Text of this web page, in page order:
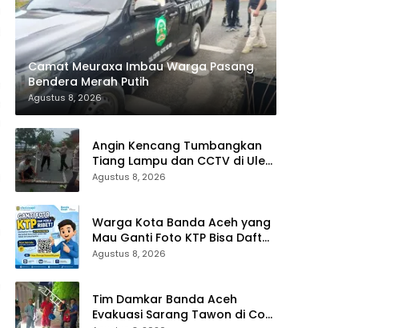
Camat Meuraxa Imbau Warga Pasang
Bendera Merah Putih
Agustus 8, 2026
Angin Kencang Tumbangkan
Tiang Lampu dan CCTV di Ulee
Lheue, Diskominfotik Lakukan
Agustus 8, 2026
Warga Kota Banda Aceh yang
Mau Ganti Foto KTP Bisa Daftar
Online Di Sini
Agustus 8, 2026
Tim Damkar Banda Aceh
Evakuasi Sarang Tawon di Cot